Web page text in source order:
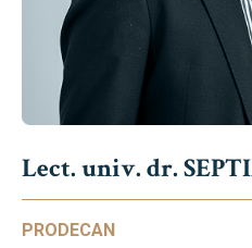
Lect. univ. dr.
PRODECAN